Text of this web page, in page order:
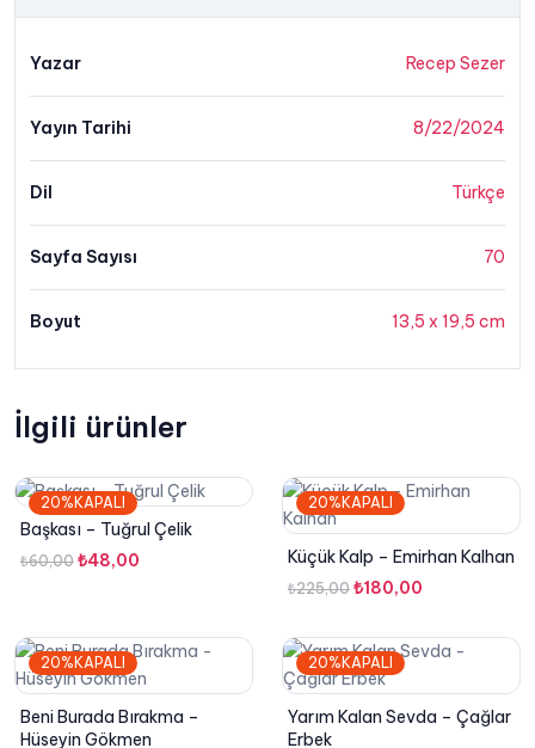
Yazar Recep Sezer
Yayın Tarihi 8/22/2024
Dil Türkçe
Sayfa Sayısı 70
Boyut 13,5 x 19,5 cm
İlgili ürünler
20%KAPALI
Başkası – Tuğrul Çelik
₺60,00 Orijinal
₺48,00
₺48,00.
20%KAPALI
Küçük Kalp – Emirhan Kalhan
₺225,00 Orijinal
₺225,00.
₺180,00
fiyat:
20%KAPALI
Beni Burada Bırakma –
Hüseyin Gökmen
20%KAPALI
Yarım Kalan Sevda – Çağlar
Erbek